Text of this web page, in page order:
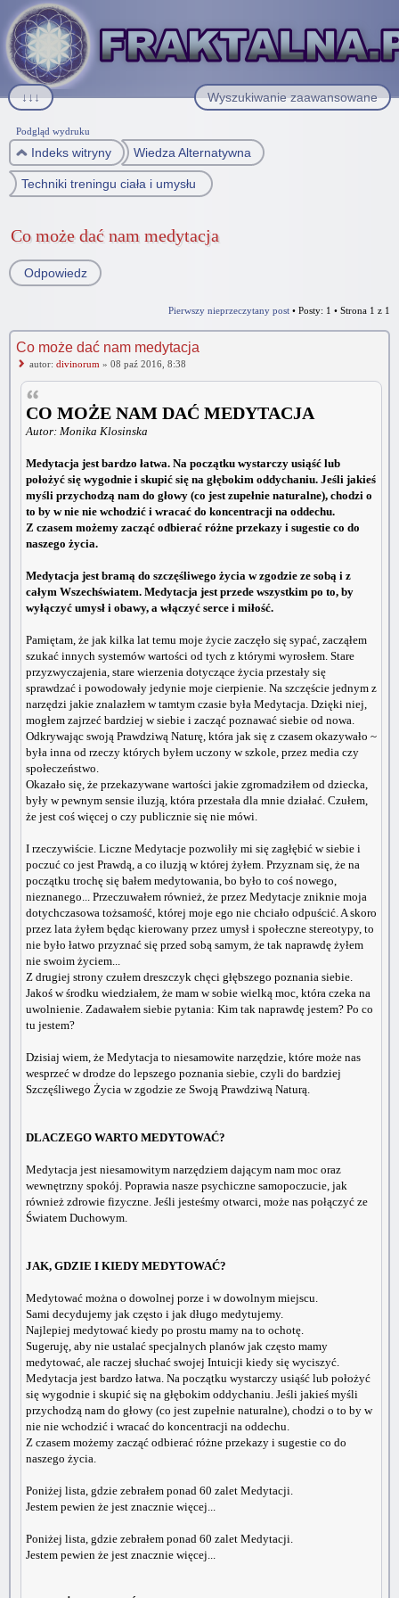
Wyszukiwanie zaawansowane
↓↓↓
Podgląd wydruku
Indeks witryny Wiedza Alternatywna
Techniki treningu ciała i umysłu / Praca nas sobą
Co może dać nam medytacja
Odpowiedz
Pierwszy nieprzeczytany post • Posty: 1 • Strona 1 z 1
Co może dać nam medytacja
autor: divinorum » 08 paź 2016, 8:38
CO MOŻE NAM DAĆ MEDYTACJA
Autor: Monika Klosinska
Medytacja jest bardzo łatwa. Na początku wystarczy usiąść lub
położyć się wygodnie i skupić się na głębokim oddychaniu. Jeśli jakieś
myśli przychodzą nam do głowy (co jest zupełnie naturalne), chodzi o
to by w nie nie wchodzić i wracać do koncentracji na oddechu.
Z czasem możemy zacząć odbierać różne przekazy i sugestie co do
naszego życia.
Medytacja jest bramą do szczęśliwego życia w zgodzie ze sobą i z
całym Wszechświatem. Medytacja jest przede wszystkim po to, by
wyłączyć umysł i obawy, a włączyć serce i miłość.
Pamiętam, że jak kilka lat temu moje życie zaczęło się sypać, zacząłem
szukać innych systemów wartości od tych z którymi wyrosłem. Stare
przyzwyczajenia, stare wierzenia dotyczące życia przestały się
sprawdzać i powodowały jedynie moje cierpienie. Na szczęście jednym z
narzędzi jakie znalazłem w tamtym czasie była Medytacja. Dzięki niej,
mogłem zajrzeć bardziej w siebie i zacząć poznawać siebie od nowa.
Odkrywając swoją Prawdziwą Naturę, która jak się z czasem okazywało ~
była inna od rzeczy których byłem uczony w szkole, przez media czy
społeczeństwo.
Okazało się, że przekazywane wartości jakie zgromadziłem od dziecka,
były w pewnym sensie iluzją, która przestała dla mnie działać. Czułem,
że jest coś więcej o czy publicznie się nie mówi.
I rzeczywiście. Liczne Medytacje pozwoliły mi się zagłębić w siebie i
poczuć co jest Prawdą, a co iluzją w której żyłem. Przyznam się, że na
początku trochę się bałem medytowania, bo było to coś nowego,
nieznanego... Przeczuwałem również, że przez Medytacje zniknie moja
dotychczasowa tożsamość, której moje ego nie chciało odpuścić. A skoro
przez lata żyłem będąc kierowany przez umysł i społeczne stereotypy, to
nie było łatwo przyznać się przed sobą samym, że tak naprawdę żyłem
nie swoim życiem...
Z drugiej strony czułem dreszczyk chęci głębszego poznania siebie.
Jakoś w środku wiedziałem, że mam w sobie wielką moc, która czeka na
uwolnienie. Zadawałem siebie pytania: Kim tak naprawdę jestem? Po co
tu jestem?
Dzisiaj wiem, że Medytacja to niesamowite narzędzie, które może nas
wesprzeć w drodze do lepszego poznania siebie, czyli do bardziej
Szczęśliwego Życia w zgodzie ze Swoją Prawdziwą Naturą.
DLACZEGO WARTO MEDYTOWAĆ?
Medytacja jest niesamowitym narzędziem dającym nam moc oraz
wewnętrzny spokój. Poprawia nasze psychiczne samopoczucie, jak
również zdrowie fizyczne. Jeśli jesteśmy otwarci, może nas połączyć ze
Światem Duchowym.
JAK, GDZIE I KIEDY MEDYTOWAĆ?
Medytować można o dowolnej porze i w dowolnym miejscu.
Sami decydujemy jak często i jak długo medytujemy.
Najlepiej medytować kiedy po prostu mamy na to ochotę.
Sugeruję, aby nie ustalać specjalnych planów jak często mamy
medytować, ale raczej słuchać swojej Intuicji kiedy się wyciszyć.
Medytacja jest bardzo łatwa. Na początku wystarczy usiąść lub położyć
się wygodnie i skupić się na głębokim oddychaniu. Jeśli jakieś myśli
przychodzą nam do głowy (co jest zupełnie naturalne), chodzi o to by w
nie nie wchodzić i wracać do koncentracji na oddechu.
Z czasem możemy zacząć odbierać różne przekazy i sugestie co do
naszego życia.
Poniżej lista, gdzie zebrałem ponad 60 zalet Medytacji.
Jestem pewien że jest znacznie więcej...
Poniżej lista, gdzie zebrałem ponad 60 zalet Medytacji.
Jestem pewien że jest znacznie więcej...